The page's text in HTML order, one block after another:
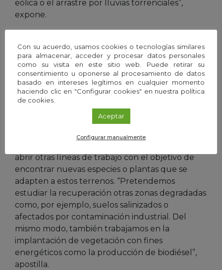
eólica o el arrastre por lluvias torrenciales”,
expone.
de beneficios medioambientales, ya que
promueve el reciclaje de agua de baja calidad y
protege a las plantas de los productos
fitosanitarios. “El lodo retiene a los pesticidas en
la superficie y dificulta su movilidad hacia las
capas más profundas del suelo o aguas
subterráneas”, apunta la investigadora.
abrir otras líneas de trabajo con el objetivo de
encontrar nuevas especies o plantas que se
adapten a estos terrenos. “Pretendemos
estudiar la recuperación otras zonas degradadas
como, por ejemplo, suelos salinizados o
afectados por contaminación industrial. Del
mismo modo, también trabajamos en la
implantación de vegetación con fines
energéticos como la producción de biodiésel”,
apostilla.
Con su acuerdo, usamos cookies o tecnologías similares
para almacenar, acceder y procesar datos personales
como su visita en este sitio web. Puede retirar su
consentimiento u oponerse al procesamiento de datos
basado en intereses legítimos en cualquier momento
haciendo clic en "Configurar cookies" en nuestra política
de cookies.
Aceptar
Configurar manualmente